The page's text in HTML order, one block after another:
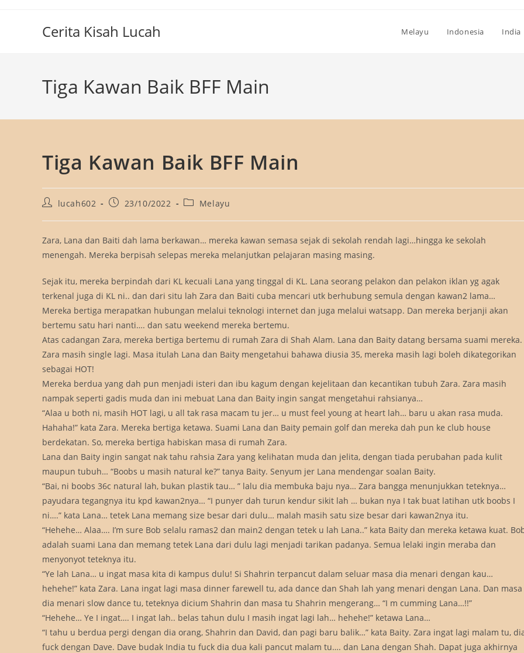
Cerita Kisah Lucah Melayu Indonesia India
Tiga Kawan Baik BFF Main
Tiga Kawan Baik BFF Main
Postlucah602
Post23/10/2022
PostMelayu
Zara, Lana dan Baiti dah lama berkawan… mereka kawan semasa sejak di sekolah rendah lagi…hingga ke sekolah
menengah. Mereka berpisah selepas mereka melanjutkan pelajaran masing masing.
Sejak itu, mereka berpindah dari KL kecuali Lana yang tinggal di KL. Lana seorang pelakon dan pelakon iklan yg agak
terkenal juga di KL ni.. dan dari situ lah Zara dan Baiti cuba mencari utk berhubung semula dengan kawan2 lama…
Mereka bertiga merapatkan hubungan melalui teknologi internet dan juga melalui watsapp. Dan mereka berjanji akan
bertemu satu hari nanti…. dan satu weekend mereka bertemu.
Atas cadangan Zara, mereka bertiga bertemu di rumah Zara di Shah Alam. Lana dan Baity datang bersama suami mereka.
Zara masih single lagi. Masa itulah Lana dan Baity mengetahui bahawa diusia 35, mereka masih lagi boleh dikategorikan
sebagai HOT!
Mereka berdua yang dah pun menjadi isteri dan ibu kagum dengan kejelitaan dan kecantikan tubuh Zara. Zara masih
nampak seperti gadis muda dan ini mebuat Lana dan Baity ingin sangat mengetahui rahsianya…
“Alaa u both ni, masih HOT lagi, u all tak rasa macam tu jer… u must feel young at heart lah… baru u akan rasa muda.
Hahaha!” kata Zara. Mereka bertiga ketawa. Suami Lana dan Baity pemain golf dan mereka dah pun ke club house
berdekatan. So, mereka bertiga habiskan masa di rumah Zara.
Lana dan Baity ingin sangat nak tahu rahsia Zara yang kelihatan muda dan jelita, dengan tiada perubahan pada kulit
maupun tubuh… “Boobs u masih natural ke?” tanya Baity. Senyum jer Lana mendengar soalan Baity.
“Bai, ni boobs 36c natural lah, bukan plastik tau… ” lalu dia membuka baju nya… Zara bangga menunjukkan teteknya…
payudara tegangnya itu kpd kawan2nya… “I punyer dah turun kendur sikit lah … bukan nya I tak buat latihan utk boobs I
ni….” kata Lana… tetek Lana memang size besar dari dulu… malah masih satu size besar dari kawan2nya itu.
“Hehehe… Alaa…. I’m sure Bob selalu ramas2 dan main2 dengan tetek u lah Lana..” kata Baity dan mereka ketawa kuat.
adalah suami Lana dan memang tetek Lana dari dulu lagi menjadi tarikan padanya. Semua lelaki ingin meraba dan
menyonyot teteknya itu.
“Ye lah Lana… u ingat masa kita di kampus dulu! Si Shahrin terpancut dalam seluar masa dia menari dengan kau…
hehehe!” kata Zara. Lana ingat lagi masa dinner farewell tu, ada dance dan Shah lah yang menari dengan Lana. Dan masa
dia menari slow dance tu, teteknya dicium Shahrin dan masa tu Shahrin mengerang… “I m cumming Lana…!!”
“Hehehe… Ye I ingat…. I ingat lah.. belas tahun dulu I masih ingat lagi lah… hehehe!” ketawa Lana…
“I tahu u berdua pergi dengan dia orang, Shahrin dan David, dan pagi baru balik…” kata Baity. Zara ingat lagi malam tu,
fuck dengan Dave. Dave budak India tu fuck dia dua kali pancut malam tu…. dan Lana dengan Shah. Dapat juga akhirnya